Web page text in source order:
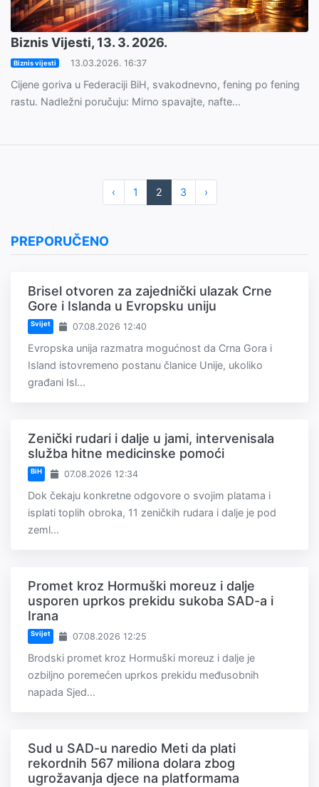
Biznis Vijesti, 13. 3. 2026.
Biznis vijesti 13.03.2026. 16:37
Cijene goriva u Federaciji BiH, svakodnevno, fening po fening
rastu. Nadležni poručuju: Mirno spavajte, nafte...
‹ 1 2 3 ›
PREPORUČENO
Brisel otvoren za zajednički ulazak Crne
Gore i Islanda u Evropsku uniju
Svijet 07.08.2026 12:40
Evropska unija razmatra mogućnost da Crna Gora i
Island istovremeno postanu članice Unije, ukoliko
građani Isl...
Zenički rudari i dalje u jami, intervenisala
služba hitne medicinske pomoći
BiH 07.08.2026 12:34
Dok čekaju konkretne odgovore o svojim platama i
isplati toplih obroka, 11 zeničkih rudara i dalje je pod
zeml...
Promet kroz Hormuški moreuz i dalje
usporen uprkos prekidu sukoba SAD-a i
Irana
Svijet 07.08.2026 12:25
Brodski promet kroz Hormuški moreuz i dalje je
ozbiljno poremećen uprkos prekidu međusobnih
napada Sjed...
Sud u SAD-u naredio Meti da plati
rekordnih 567 miliona dolara zbog
ugrožavanja djece na platformama